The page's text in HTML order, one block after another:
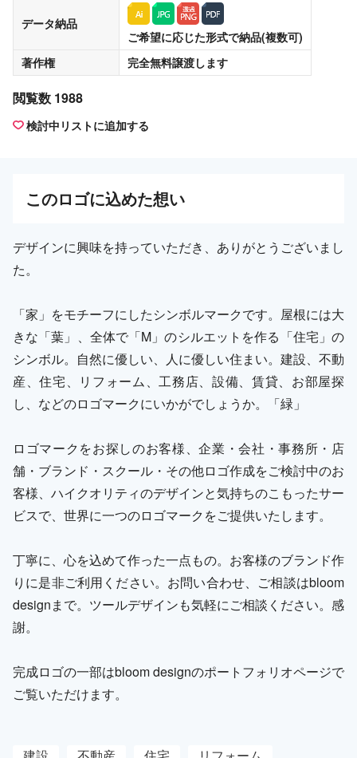
データ納品
ご希望に応じた形式で納品(複数可)
著作権
完全無料譲渡します
閲覧数 1988
検討中リストに追加する
このロゴに込めた想い
デザインに興味を持っていただき、ありがとうございまし
た。
「家」をモチーフにしたシンボルマークです。屋根には大
きな「葉」、全体で「M」のシルエットを作る「住宅」の
シンボル。自然に優しい、人に優しい住まい。建設、不動
産、住宅、リフォーム、工務店、設備、賃貸、お部屋探
し、などのロゴマークにいかがでしょうか。「緑」
ロゴマークをお探しのお客様、企業・会社・事務所・店
舗・ブランド・スクール・その他ロゴ作成をご検討中のお
客様、ハイクオリティのデザインと気持ちのこもったサー
ビスで、世界に一つのロゴマークをご提供いたします。
丁寧に、心を込めて作った一点もの。お客様のブランド作
りに是非ご利用ください。お問い合わせ、ご相談はbloom
designまで。ツールデザインも気軽にご相談ください。感
謝。
完成ロゴの一部はbloom designのポートフォリオページで
ご覧いただけます。